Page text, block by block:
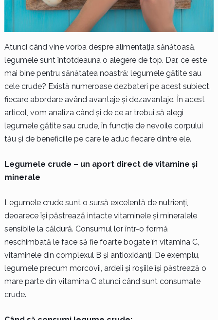
Atunci când vine vorba despre alimentația sănătoasă,
legumele sunt întotdeauna o alegere de top. Dar, ce este
mai bine pentru sănătatea noastră: legumele gătite sau
cele crude? Există numeroase dezbateri pe acest subiect,
fiecare abordare având avantaje și dezavantaje. În acest
articol, vom analiza când și de ce ar trebui să alegi
legumele gătite sau crude, în funcție de nevoile corpului
tău și de beneficiile pe care le aduc fiecare dintre ele.
Legumele crude – un aport direct de vitamine și
minerale
Legumele crude sunt o sursă excelentă de nutrienți,
deoarece își păstrează intacte vitaminele și mineralele
sensibile la căldură. Consumul lor într-o formă
neschimbată le face să fie foarte bogate în vitamina C,
vitaminele din complexul B și antioxidanți. De exemplu,
legumele precum morcovii, ardeii și roșiile își păstrează o
mare parte din vitamina C atunci când sunt consumate
crude.